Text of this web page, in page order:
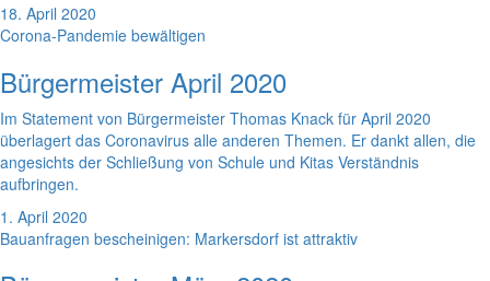
18. April 2020
Corona-Pandemie bewältigen
Bürgermeister April 2020
Im Statement von Bürgermeister Thomas Knack für April 2020
überlagert das Coronavirus alle anderen Themen. Er dankt allen, die
angesichts der Schließung von Schule und Kitas Verständnis
aufbringen.
1. April 2020
Bauanfragen bescheinigen: Markersdorf ist attraktiv